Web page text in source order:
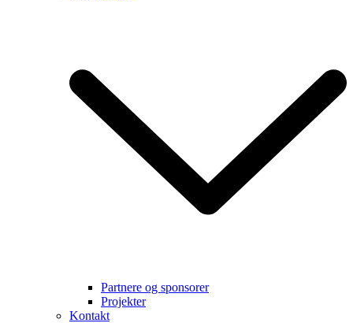
Partnere og sponsorer
Projekter
Kontakt